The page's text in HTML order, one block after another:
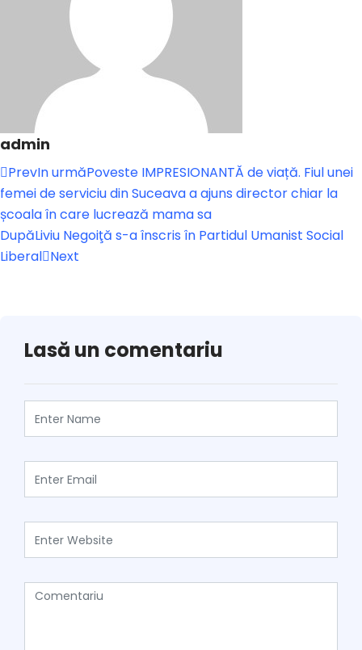
admin
PrevIn urmăPoveste IMPRESIONANTĂ de viață. Fiul unei
femei de serviciu din Suceava a ajuns director chiar la
școala în care lucrează mama sa
DupăLiviu Negoiţă s-a înscris în Partidul Umanist Social
Liberal Next
Lasă un comentariu